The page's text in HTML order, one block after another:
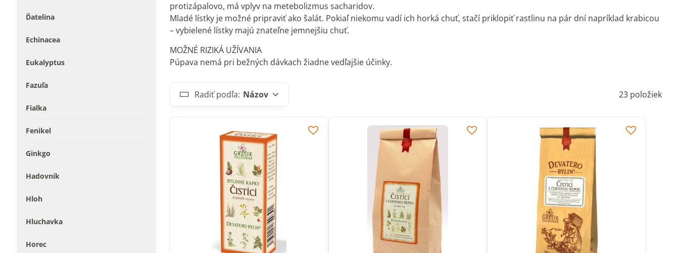
protizápalovo, má vplyv na metebolizmus sacharidov.
Mladé lístky je možné pripraviť ako šalát. Pokiaľ niekomu vadí ich horká chuť, stačí priklopiť rastlinu na pár dní napríklad krabicou
– vybielené lístky majú znateľne jemnejšiu chuť.
MOŽNÉ RIZIKÁ UŽÍVANIA
Púpava nemá pri bežných dávkach žiadne vedľajšie účinky.
Radiť podľa: Názov 23 položiek
Ďatelina
Echinacea
Eukalyptus
Fazuľa
Fialka
Fenikel
Ginkgo
Hadovník
Hloh
Hluchavka
Horec